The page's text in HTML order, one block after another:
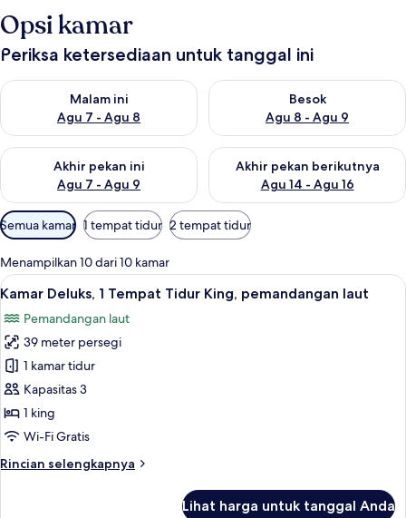
Opsi kamar
Periksa ketersediaan untuk tanggal ini
Malam ini
Agu 7 - Agu 8
Periksa ketersediaan untuk malam ini Agu 7 - Agu 8
Besok
Agu 8 - Agu 9
Periksa ketersediaan untuk
Akhir pekan ini
Agu 7 - Agu 9
Periksa ketersediaan untuk akhir pekan ini Agu 7 - Agu 9
Akhir pekan berikutnya
Agu 14 - Agu 16
Periksa ketersediaan untuk
Filter
tersedia
untuk
kamar
Semua kamar 1 tempat tidur 2 tempat tidur
Menampilkan 10 dari 10 kamar
Lihat
semua
foto
untuk
Kamar
Deluks,
1
Tempat
King,
Kamar Deluks, 1 Tempat Tidur King,
8
Kamar Deluks, 1 Tempat Tidur King, pemandangan laut
Pemandangan laut
39 meter persegi
1 kamar tidur
Kapasitas 3
1 king
Wi-Fi Gratis
Rincian selengkapnya
Rincian
Lihat harga untuk tanggal Anda